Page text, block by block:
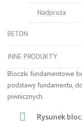
Nadproża
BETON
INNE PRODUKTY
Bloczki fundamentowe
podstawy fundamentu,
piwnicznych.
Rysunek